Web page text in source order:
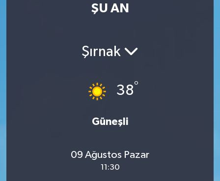
ŞU AN
Şırnak
38°
Güneşli
09 Ağustos Pazar
11:30